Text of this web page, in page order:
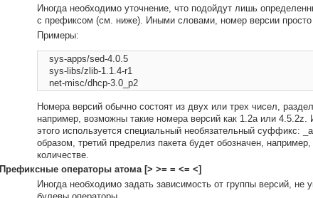
Иногда необходимо уточнение, что подойдут лишь
с префиксом (см. ниже). Иными словами, номер версии
Примеры:
    sys-apps/sed-4.0.5
    sys-libs/zlib-1.1.4-r1
Номера версий обычно состоят из двух или трех чисел,
например, возможны такие номера версий как 1.2a или 4.5.2z.
этого используется специальный необязательный суффикс:
образом, третий предрелиз пакета будет обозначен,
количестве.
Префиксные операторы атома [> >= = <= <]
Иногда необходимо задать зависимость от группы версий,